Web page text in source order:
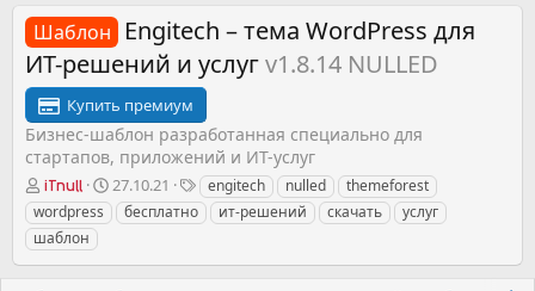
Шаблон
Engitech – тема WordPress для
ИТ-решений и услугv1.8.14 NULLED
Купить премиум
Бизнес-шаблон разработанная специально для
стартапов, приложений и ИТ-услуг
А
в
т
о
р
iTnull
Д
а
с
27.10.21
Т
е
г
engitech nulled
themeforest
wordpress
бесплатно ит-решений скачать
услуг
шаблон